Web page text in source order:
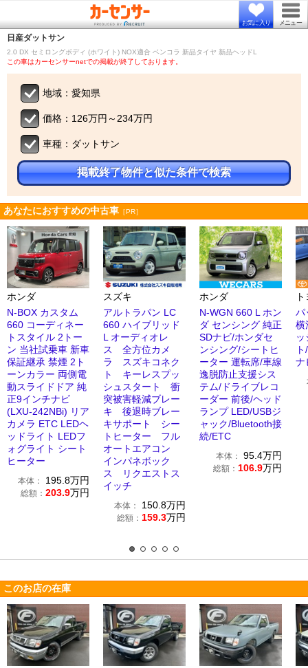
お気に入り メニュー
日産ダットサン
2.0 DX セミロングボディ (ホワイト) NOX適合 ベンコラ 新品タイヤ 新品ヘッドL
この車はカーセンサーnetでの掲載が終了しております。
地域：愛知県
価格：126万円～234万円
車種：ダットサン
掲載終了物件と似た条件で検索
あなたにおすすめの中古車 ［PR］
ホンダ
N-BOX カスタム
660 コーディネー
トスタイル 2トー
ン 当社試乗車 新車
保証継承 禁煙 2ト
ーンカラー 両側電
動スライドドア 純
正9インチナビ
(LXU-242NBi) リア
カメラ ETC LEDヘ
ッドライト LEDフ
ォグライト シート
ヒーター
本体： 195.8万円
総額： 203.9万円
スズキ
アルトラパン LC
660 ハイブリッド
L オーディオレ
ス 全方位カメ
ラ スズキコネク
ト キーレスプッ
シュスタート 衝
突被害軽減ブレー
キ 後退時ブレー
キサポート シー
トヒーター フル
オートエアコン
インパネボック
ス リクエストス
イッチ
本体： 150.8万円
総額： 159.3万円
ホンダ
N-WGN 660 L ホン
ダ センシング 純正
SDナビ/ホンダセ
ンシング/シートヒ
ーター 運転席/車線
逸脱防止支援シス
テム/ドライブレコ
ーダー 前後/ヘッド
ランプ LED/USBジ
ャック/Bluetooth接
続/ETC
本体： 95.4万円
総額： 106.9万円
パ
横
ナ
このお店の在庫